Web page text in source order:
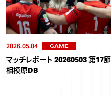
2026.05.04 GAME
マッチレポート 20260503 第17節
相模原DB